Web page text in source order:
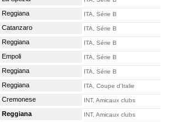
Reggiana ITA, Série B
Catanzaro ITA, Série B
Reggiana ITA, Série B
Empoli ITA, Série B
Reggiana ITA, Série B
Reggiana ITA, Coupe d'Italie
Cremonese INT, Amicaux clubs
Reggiana INT, Amicaux clubs